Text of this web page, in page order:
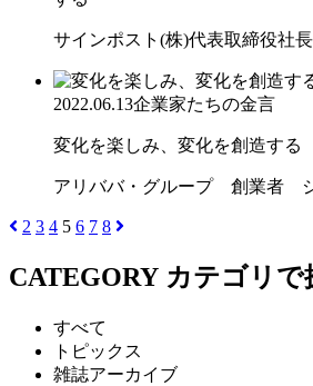
サインポスト(株)代表取締役社
2022.06.13企業家たちの金言
変化を楽しみ、変化を創造する
アリババ・グループ 創業者
2 3 4 5 6 7 8
CATEGORY カテゴリで
すべて
トピックス
雑誌アーカイブ